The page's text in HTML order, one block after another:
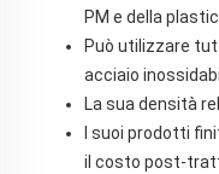
PM e della
Può utilizzare
acciaio
La sua densità
I suoi prodotti
il costo post-